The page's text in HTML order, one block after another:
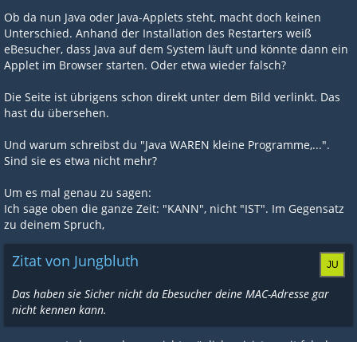
Ob da nun Java oder Java-Applets steht, macht doch keinen
Unterschied. Anhand der Installation des Restarters weiß
eBesucher, dass Java auf dem System läuft und könnte dann ein
Applet im Browser starten. Oder etwa wieder falsch?
Die Seite ist übrigens schon direkt unter dem Bild verlinkt. Das
hast du übersehen.
Und warum schreibst du "Java WAREN kleine Programme,...".
Sind sie es etwa nicht mehr?
Um es mal genau zu sagen:
Ich sage oben die ganze Zeit: "KANN", nicht "IST". Im Gegensatz
zu deinem Spruch,
Zitat von Jungbluth
Das haben sie Sicher nicht da Ebesucher deine MAC-Adresse gar
nicht kennen kann.